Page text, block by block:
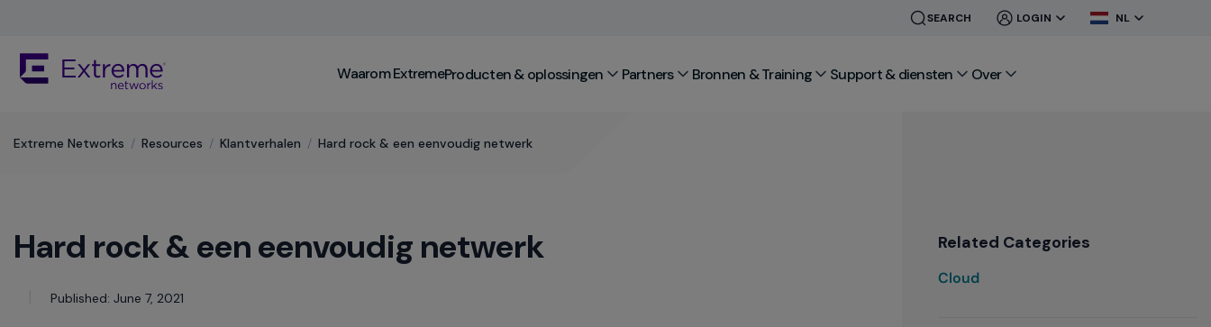
Content
SEARCH
CLOSE
LOGIN
CLOSE
NL
keyboard
keys,
enter,
and
Waarom ExtremeProducten & oplossingen Partners Bronnen & Training Support & diensten Over
Extreme Networks / Resources / Klantverhalen / Hard rock & een eenvoudig netwerk
Hard rock & een eenvoudig netwerk
Published: June 7, 2021
Related Categories
Cloud